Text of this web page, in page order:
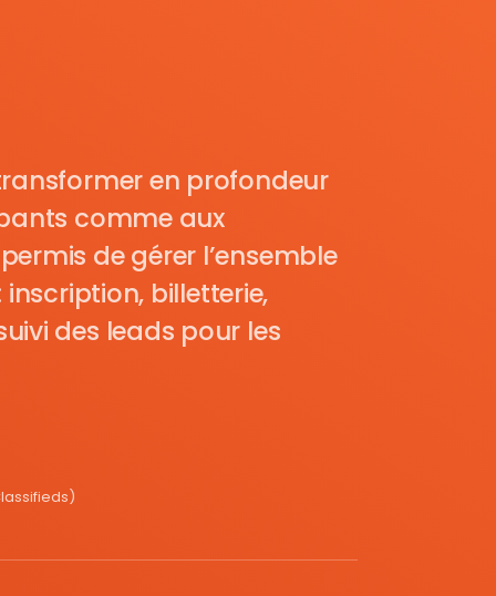
en profondeur
comme aux
de gérer l’ensemble
billetterie,
des leads pour les